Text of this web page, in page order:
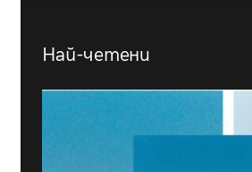
Най-четени